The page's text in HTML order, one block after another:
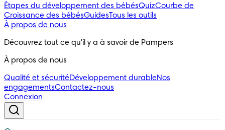
Étapes du développement des bébésQuizCourbe de
Croissance des bébésGuidesTous les outils
À propos de nous
Découvrez tout ce qu'il y a à savoir de Pampers
À propos de nous
Qualité et sécuritéDéveloppement durableNos
engagementsContactez-nous
Connexion